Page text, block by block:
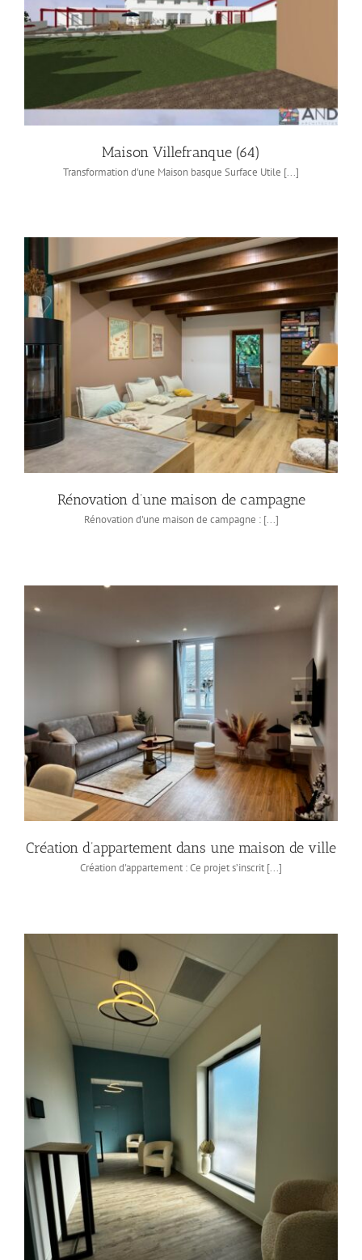
Maison Villefranque (64)
Transformation d'une Maison basque Surface Utile [...]
Rénovation d’une maison de campagne
Rénovation d'une maison de campagne : [...]
Création d’appartement dans une maison de ville
Création d'appartement : Ce projet s’inscrit [...]